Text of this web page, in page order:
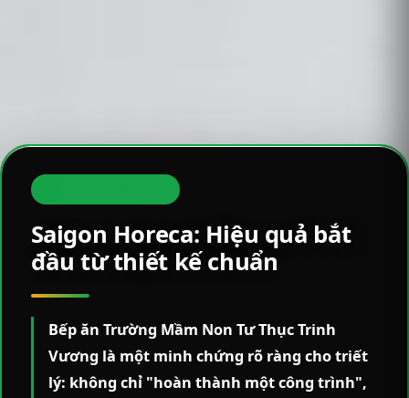
Saigon Horeca: Hiệu quả bắt
đầu từ thiết kế chuẩn
Bếp ăn Trường Mầm Non Tư Thục Trinh
Vương là một minh chứng rõ ràng cho triết
lý: không chỉ "hoàn thành một công trình",